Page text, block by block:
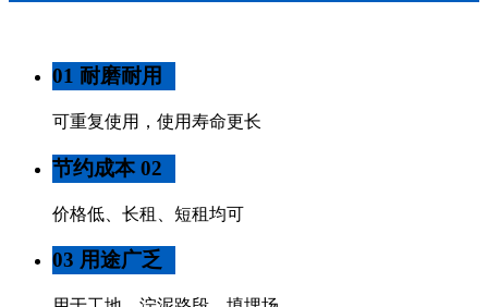
01 耐磨耐用
可重复使用，使用寿命更长
节约成本 02
价格低、长租、短租均可
03 用途广乏